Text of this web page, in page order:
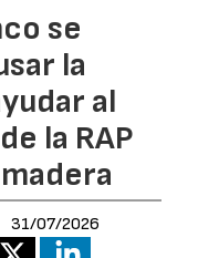
se
la
al
la RAP
31/07/2026